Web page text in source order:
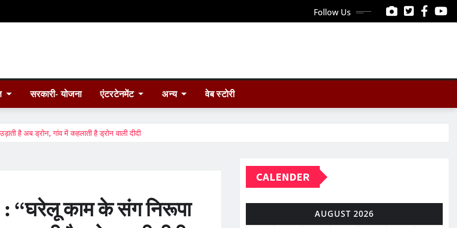
Follow Us
सरकारी- योजना एंटरटेनमेंट अन्य वेब स्टोरी
है अब ड्रोन, गांव में कहलाती है ड्रोन वाली दीदी
“घरेलू काम के संग निरूपा
CALENDER
AUGUST 2026